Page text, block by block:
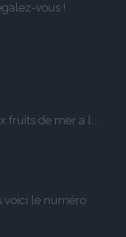
vous !
fruits de mer a l...
voici le numéro